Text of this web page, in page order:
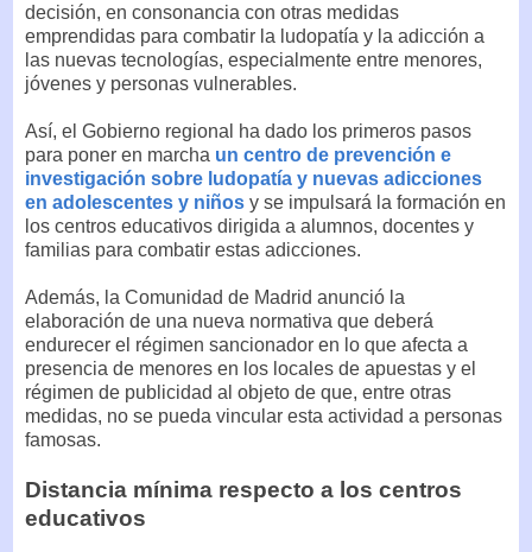
decisión, en consonancia con otras medidas
emprendidas para combatir la ludopatía y la adicción a
las nuevas tecnologías, especialmente entre menores,
jóvenes y personas vulnerables.
Así, el Gobierno regional ha dado los primeros pasos
para poner en marcha un centro de prevención e
investigación sobre ludopatía y nuevas adicciones
en adolescentes y niños y se impulsará la formación en
los centros educativos dirigida a alumnos, docentes y
familias para combatir estas adicciones.
Además, la Comunidad de Madrid anunció la
elaboración de una nueva normativa que deberá
endurecer el régimen sancionador en lo que afecta a
presencia de menores en los locales de apuestas y el
régimen de publicidad al objeto de que, entre otras
medidas, no se pueda vincular esta actividad a personas
famosas.
Distancia mínima respecto a los centros
educativos